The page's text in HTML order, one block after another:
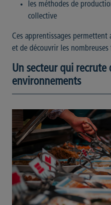
les méthodes de
collective
Ces apprentissages
et de découvrir les nombreuses
Un secteur qui recrute
environnements